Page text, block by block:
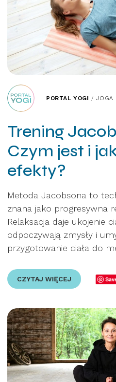
PORTAL YOGI /JOGA
Trening
Czym jest i
efekty?
Metoda Jacobsona to
znana jako progresywna
Relaksacja daje ukojenie
odpoczywają zmysły i
przygotowanie ciała do
CZYTAJ WIĘCEJ